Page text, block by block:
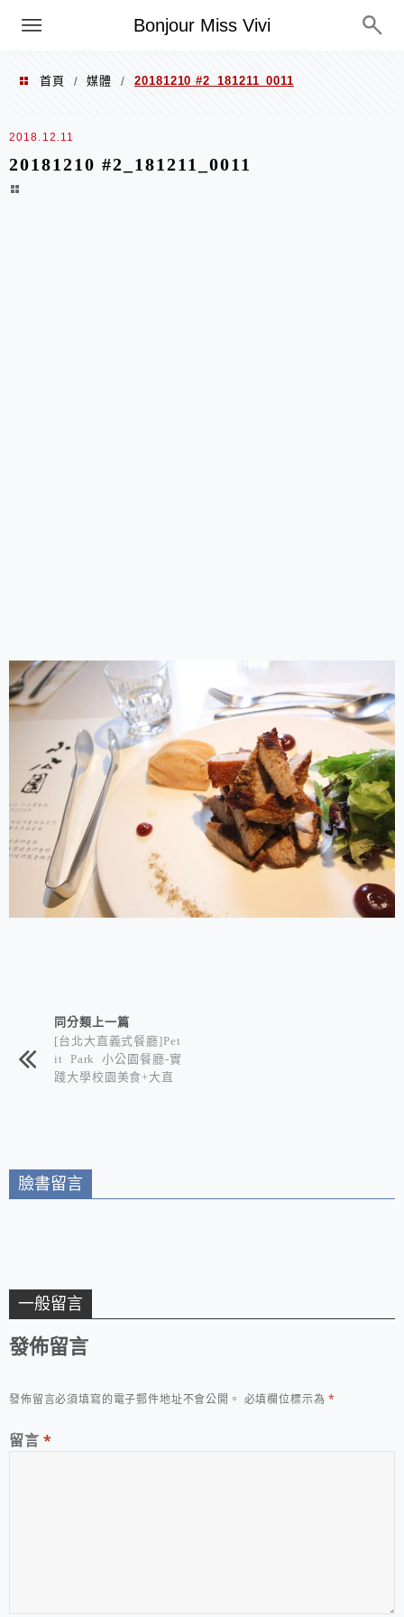
Bonjour Miss Vivi
選單
首頁 / 媒體 / 20181210 #2_181211_0011
2018.12.11
20181210 #2_181211_0011
相連文章同分類上一篇
[台北大直義式餐廳]Pet
it Park 小公園餐廳-實
踐大學校園美食+大直
臉書留言
一般留言
發佈留言
發佈留言必須填寫的電子郵件地址不會公開。 必填欄位標示為*
留言 *